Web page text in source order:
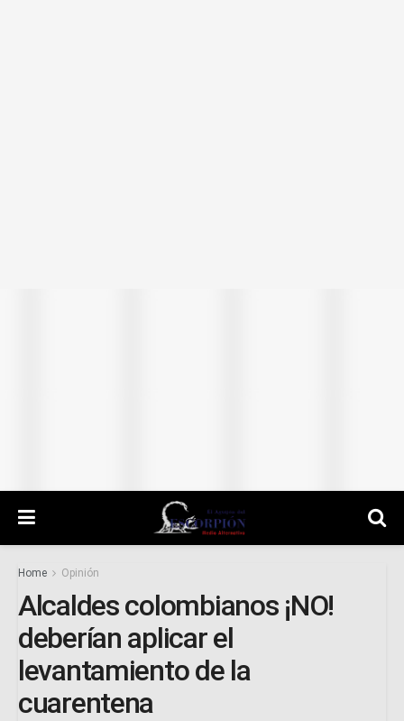
Home Opinión
Alcaldes colombianos ¡NO!
deberían aplicar el
levantamiento de la
cuarentena